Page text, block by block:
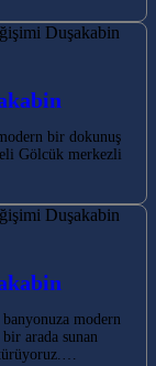
bir dokunuş
Gölcük merkezli
modern
arada sunan